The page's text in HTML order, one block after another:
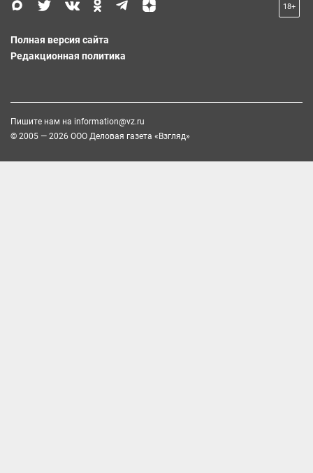
18+
Полная версия сайта
Редакционная политика
Пишите нам на information@vz.ru
© 2005 — 2026 ООО Деловая газета «Взгляд»